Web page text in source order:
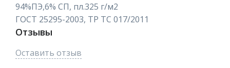
94%ПЭ,6% СП, пл.325 г/м2
ГОСТ 25295-2003, ТР ТС 017/2011
Отзывы
Оставить отзыв